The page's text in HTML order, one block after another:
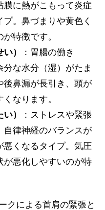
膜に熱がこもって炎症
。鼻づまりや黄色く
特徴です。
）
：胃腸の働き
分な水分（湿）がたま
後鼻漏が長引き、頭が
なります。
）
：ストレスや緊張
自律神経のバランスが
悪くなるタイプ。気圧
が悪化しやすいのが特
クによる首肩の緊張と